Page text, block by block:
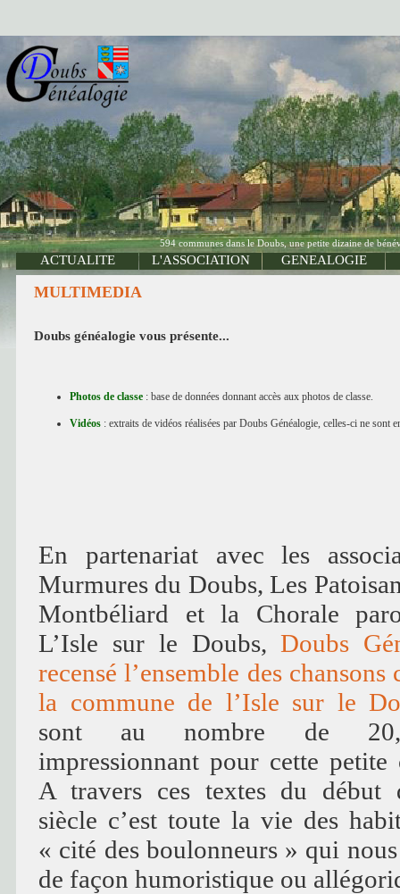
594 communes dans le Doubs, une petite dizaine de
ACTUALITE L'ASSOCIATION GENEALOGIE
MULTIMEDIA
Doubs généalogie vous présente...
Photos de classe : base de données donnant accès aux photos de classe.
Vidéos : extraits de vidéos réalisées par Doubs Généalogie, celles-ci ne sont
En partenariat avec les
Murmures du Doubs, Les
Montbéliard et la Chorale
L’Isle sur le Doubs,Doubs
recensé l’ensemble des chansons
la commune de l’Isle sur le
sont au nombre de
impressionnant pour cette petite
A travers ces textes du début
siècle c’est toute la vie des
« cité des boulonneurs » qui
de façon humoristique ou